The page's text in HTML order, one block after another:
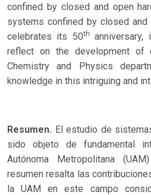
confined by closed and open
systems confined by closed
celebrates its 50thanniversary,
reflect on the development
Chemistry and Physics
knowledge in this intriguing and
Resumen. El estudio de
sido objeto de fundamental
Autónoma Metropolitana
resumen resalta las
la UAM en este campo